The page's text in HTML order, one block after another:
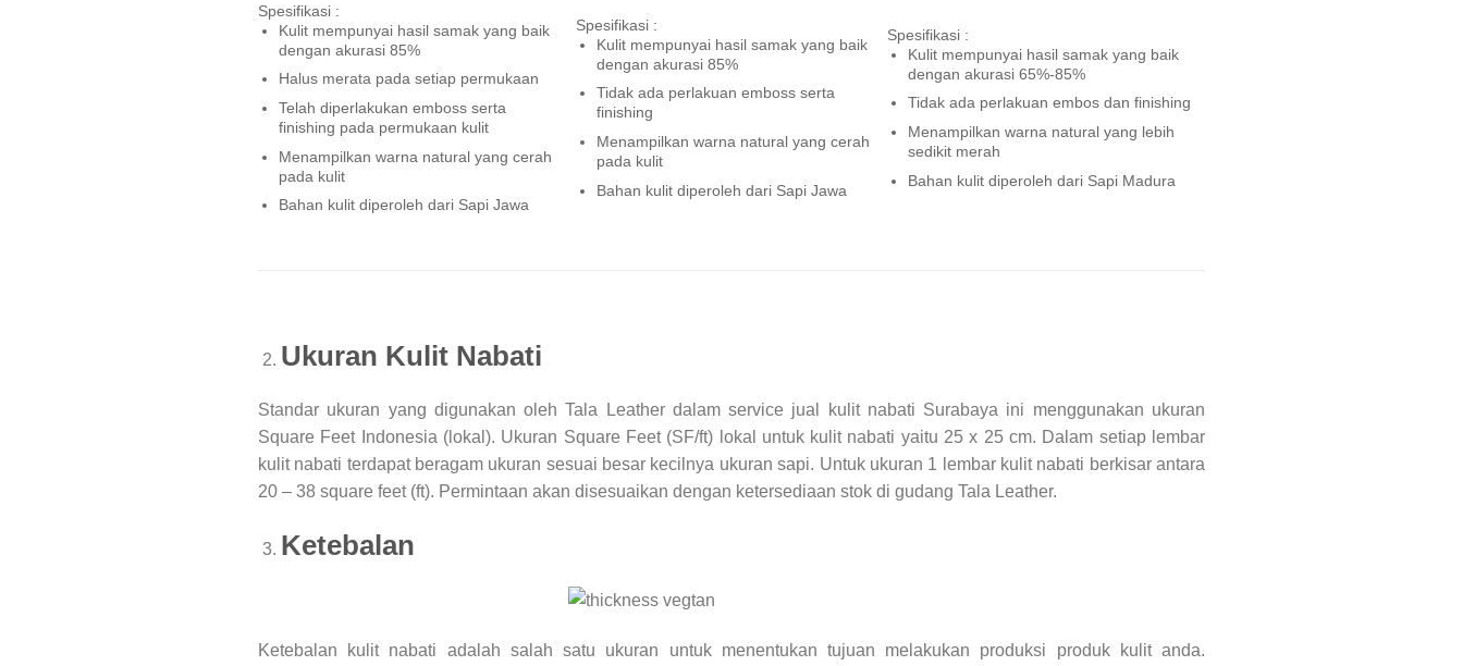
Spesifikasi :
Kulit mempunyai hasil samak yang baik
dengan akurasi 85%
Halus merata pada setiap permukaan
Telah diperlakukan emboss serta
finishing pada permukaan kulit
Menampilkan warna natural yang cerah
pada kulit
Bahan kulit diperoleh dari Sapi Jawa
Spesifikasi :
Kulit mempunyai hasil samak yang baik
dengan akurasi 85%
Tidak ada perlakuan emboss serta
finishing
Menampilkan warna natural yang cerah
pada kulit
Bahan kulit diperoleh dari Sapi Jawa
Spesifikasi :
Kulit mempunyai hasil samak yang baik
dengan akurasi 65%-85%
Tidak ada perlakuan embos dan finishing
Menampilkan warna natural yang lebih
sedikit merah
Bahan kulit diperoleh dari Sapi Madura
Ukuran Kulit Nabati
Standar ukuran yang digunakan oleh Tala Leather dalam service jual kulit nabati Surabaya ini menggunakan ukuran
Square Feet Indonesia (lokal). Ukuran Square Feet (SF/ft) lokal untuk kulit nabati yaitu 25 x 25 cm. Dalam setiap lembar
kulit nabati terdapat beragam ukuran sesuai besar kecilnya ukuran sapi. Untuk ukuran 1 lembar kulit nabati berkisar antara
20 – 38 square feet (ft). Permintaan akan disesuaikan dengan ketersediaan stok di gudang Tala Leather.
Ketebalan
Ketebalan kulit nabati adalah salah satu ukuran untuk menentukan tujuan melakukan produksi produk kulit anda.